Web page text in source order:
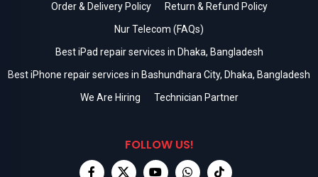
Order & Delivery Policy
Return & Refund Policy
Nur Telecom (FAQs)
Best iPad repair services in Dhaka, Bangladesh
Best iPhone repair services in Bashundhara City, Dhaka, Bangladesh
We Are Hiring
Technician Partner
FOLLOW US!